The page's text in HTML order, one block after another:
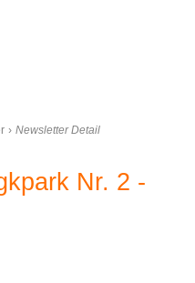
Newsletter Detail
Nr. 2 -